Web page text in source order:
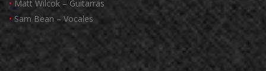
• Matt Wilcok – Guitarras
• Sam Bean – Vocales